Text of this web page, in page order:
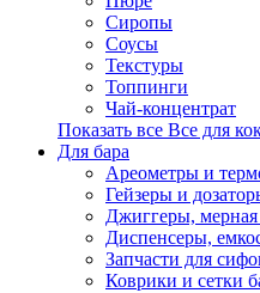
Сиропы
Соусы
Текстуры
Топпинги
Чай-концентрат
Показать все Все для
Для бара
Ареометры и
Гейзеры и
Джиггеры,
Диспенсеры,
Запчасти для
Коврики и сетки